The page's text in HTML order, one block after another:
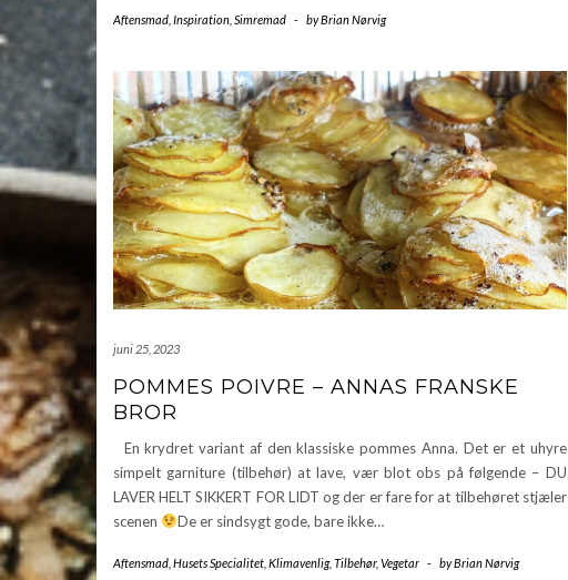
Aftensmad Inspiration Simremad - byBrian Nørvig
juni 25, 2023
POMMES POIVRE – ANNAS FRANSKE
BROR
En krydret variant af den klassiske pommes Anna. Det er et uhyre
simpelt garniture (tilbehør) at lave, vær blot obs på følgende – DU
LAVER HELT SIKKERT FOR LIDT og der er fare for at tilbehøret stjæler
scenen
De er sindsygt gode, bare ikke…
Aftensmad Husets Specialitet Klimavenlig, Tilbehør, Vegetar - byBrian Nørvig